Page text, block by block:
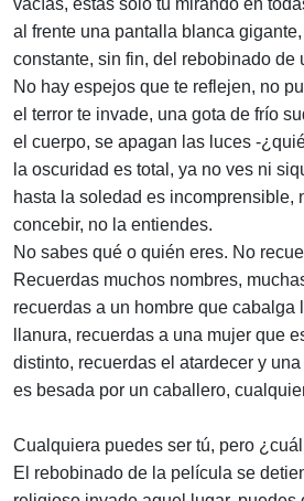
vacías, estás sólo tú mirando en
al frente una pantalla blanca
constante, sin fin, del rebobinado de
No hay espejos que te reflejen, no
el terror te invade, una gota de frío
el cuerpo, se apagan las luces -
la oscuridad es total, ya no ves ni
hasta la soledad es incomprensible,
concebir, no la entiendes.
No sabes qué o quién eres. No
Recuerdas muchos nombres,
recuerdas a un hombre que cabalga
llanura, recuerdas a una mujer que
distinto, recuerdas el atardecer y
es besada por un caballero,
Cualquiera puedes ser tú, pero
El rebobinado de la película se